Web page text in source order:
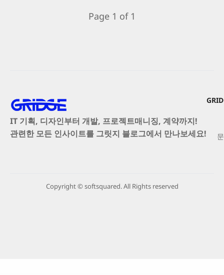
Page 1 of 1
IT 기획, 디자인부터 개발, 프로젝트매니징, 계약까지!
관련한 모든 인사이트를 그릿지 블로그에서 만나보세요!
Copyright © softsquared. All Rights reserved